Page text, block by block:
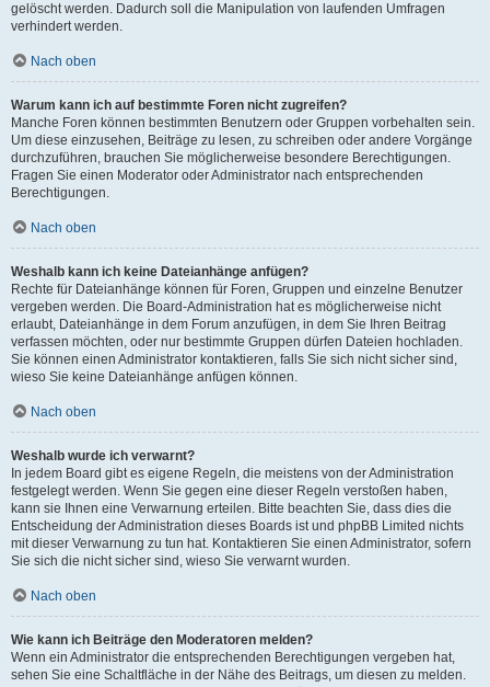
gelöscht werden. Dadurch soll die Manipulation von laufenden Umfragen
verhindert werden.
Nach oben
Warum kann ich auf bestimmte Foren nicht zugreifen?
Manche Foren können bestimmten Benutzern oder Gruppen vorbehalten sein.
Um diese einzusehen, Beiträge zu lesen, zu schreiben oder andere Vorgänge
durchzuführen, brauchen Sie möglicherweise besondere Berechtigungen.
Fragen Sie einen Moderator oder Administrator nach entsprechenden
Berechtigungen.
Nach oben
Weshalb kann ich keine Dateianhänge anfügen?
Rechte für Dateianhänge können für Foren, Gruppen und einzelne Benutzer
vergeben werden. Die Board-Administration hat es möglicherweise nicht
erlaubt, Dateianhänge in dem Forum anzufügen, in dem Sie Ihren Beitrag
verfassen möchten, oder nur bestimmte Gruppen dürfen Dateien hochladen.
Sie können einen Administrator kontaktieren, falls Sie sich nicht sicher sind,
wieso Sie keine Dateianhänge anfügen können.
Nach oben
Weshalb wurde ich verwarnt?
In jedem Board gibt es eigene Regeln, die meistens von der Administration
festgelegt werden. Wenn Sie gegen eine dieser Regeln verstoßen haben,
kann sie Ihnen eine Verwarnung erteilen. Bitte beachten Sie, dass dies die
Entscheidung der Administration dieses Boards ist und phpBB Limited nichts
mit dieser Verwarnung zu tun hat. Kontaktieren Sie einen Administrator, sofern
Sie sich die nicht sicher sind, wieso Sie verwarnt wurden.
Nach oben
Wie kann ich Beiträge den Moderatoren melden?
Wenn ein Administrator die entsprechenden Berechtigungen vergeben hat,
sehen Sie eine Schaltfläche in der Nähe des Beitrags, um diesen zu melden.